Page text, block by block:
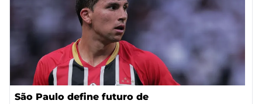
São Paulo define futuro de